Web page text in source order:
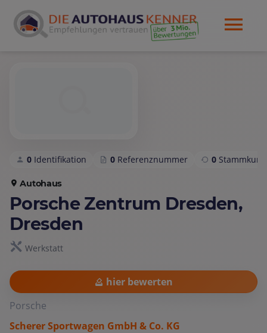
0 Identifikation 0 Referenznummer 0
Autohaus
Porsche Zentrum Dresden,
Dresden
Werkstatt
hier bewerten
Porsche
Scherer Sportwagen GmbH & Co. KG